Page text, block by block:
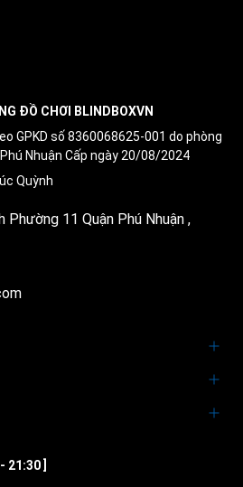
ĐỒ CHƠI BLINDBOXVN
GPKD số 8360068625-001 do phòng
Nhuận Cấp ngày 20/08/2024
Quỳnh
Phường 11 Quận Phú Nhuận ,
]